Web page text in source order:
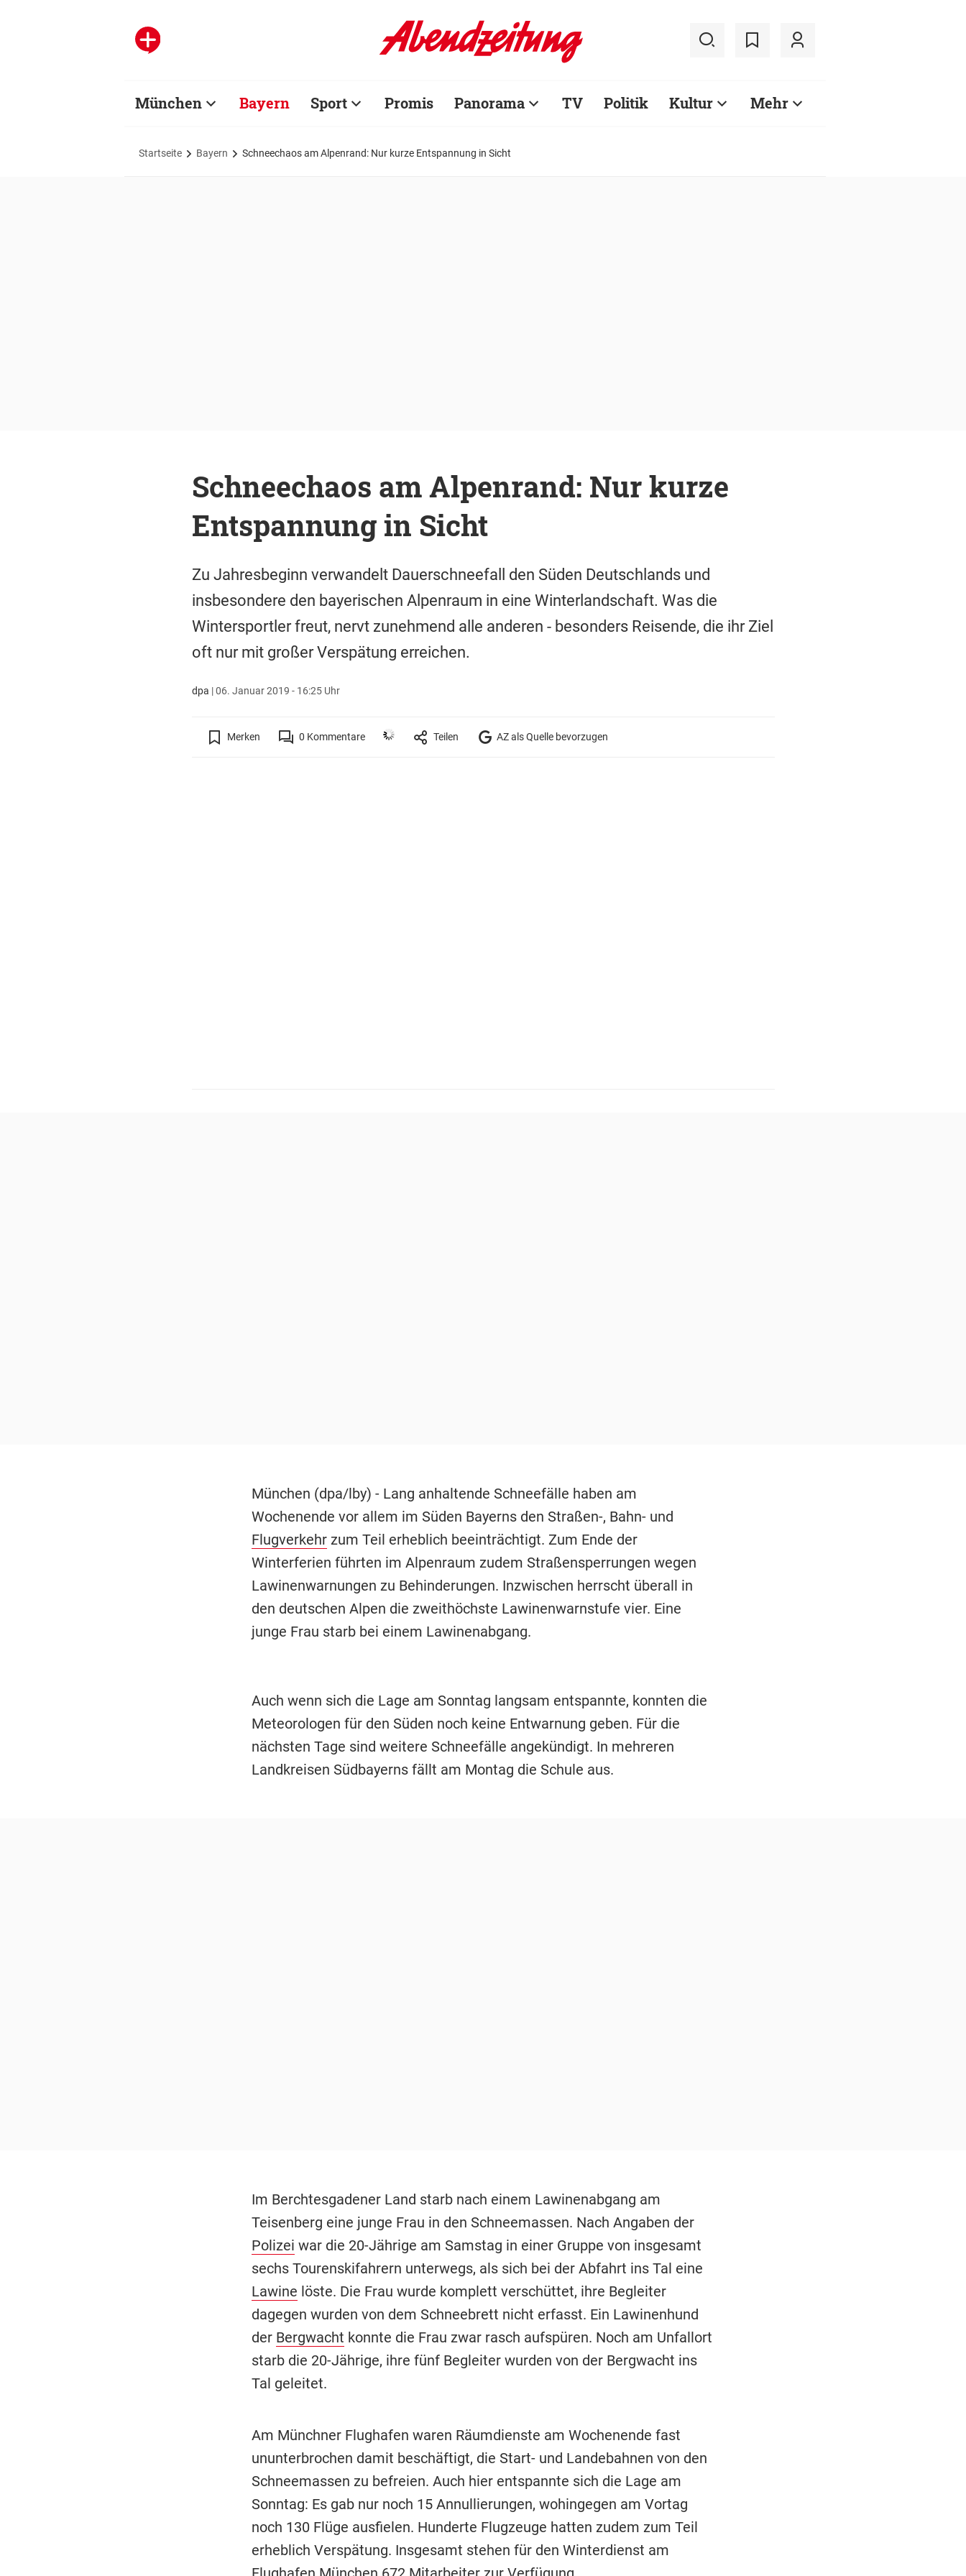
München Bayern Sport Promis Panorama TV Politik Kultur Mehr
Startseite Bayern Schneechaos am Alpenrand: Nur kurze Entspannung in Sicht
Schneechaos am Alpenrand: Nur kurze
Entspannung in Sicht
Zu Jahresbeginn verwandelt Dauerschneefall den Süden Deutschlands und
insbesondere den bayerischen Alpenraum in eine Winterlandschaft. Was die
Wintersportler freut, nervt zunehmend alle anderen - besonders Reisende, die ihr Ziel
oft nur mit großer Verspätung erreichen.
dpa |06. Januar 2019 - 16:25 Uhr
Merken 0 Kommentare Teilen AZ als Quelle bevorzugen
München (dpa/lby) - Lang anhaltende Schneefälle haben am
Wochenende vor allem im Süden Bayerns den Straßen-, Bahn- und
Flugverkehrzum Teil erheblich beeinträchtigt. Zum Ende der
Winterferien führten im Alpenraum zudem Straßensperrungen wegen
Lawinenwarnungen zu Behinderungen. Inzwischen herrscht überall in
den deutschen Alpen die zweithöchste Lawinenwarnstufe vier. Eine
junge Frau starb bei einem Lawinenabgang.
Auch wenn sich die Lage am Sonntag langsam entspannte, konnten die
Meteorologen für den Süden noch keine Entwarnung geben. Für die
nächsten Tage sind weitere Schneefälle angekündigt. In mehreren
Landkreisen Südbayerns fällt am Montag die Schule aus.
Im Berchtesgadener Land starb nach einem Lawinenabgang am
Teisenberg eine junge Frau in den Schneemassen. Nach Angaben der
Polizei war die 20-Jährige am Samstag in einer Gruppe von insgesamt
sechs Tourenskifahrern unterwegs, als sich bei der Abfahrt ins Tal eine
Lawine löste. Die Frau wurde komplett verschüttet, ihre Begleiter
dagegen wurden von dem Schneebrett nicht erfasst. Ein Lawinenhund
der Bergwacht konnte die Frau zwar rasch aufspüren. Noch am Unfallort
starb die 20-Jährige, ihre fünf Begleiter wurden von der Bergwacht ins
Tal geleitet.
Am Münchner Flughafen waren Räumdienste am Wochenende fast
ununterbrochen damit beschäftigt, die Start- und Landebahnen von den
Schneemassen zu befreien. Auch hier entspannte sich die Lage am
Sonntag: Es gab nur noch 15 Annullierungen, wohingegen am Vortag
noch 130 Flüge ausfielen. Hunderte Flugzeuge hatten zudem zum Teil
erheblich Verspätung. Insgesamt stehen für den Winterdienst am